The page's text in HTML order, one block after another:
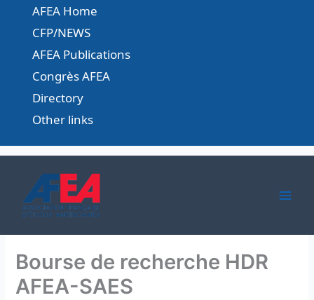
content
AFEA Home
CFP/NEWS
AFEA Publications
Congrès AFEA
Directory
Other links
Bourse de recherche HDR
AFEA-SAES